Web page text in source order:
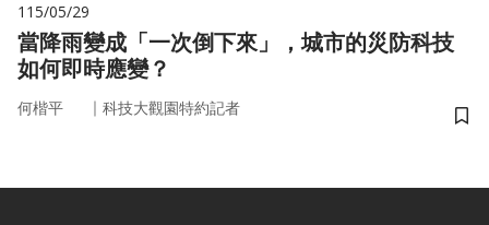
115/05/29
當降雨變成「一次倒下來」，城市的災防科技
如何即時應變？
何楷平 ｜ 科技大觀園特約記者
儲